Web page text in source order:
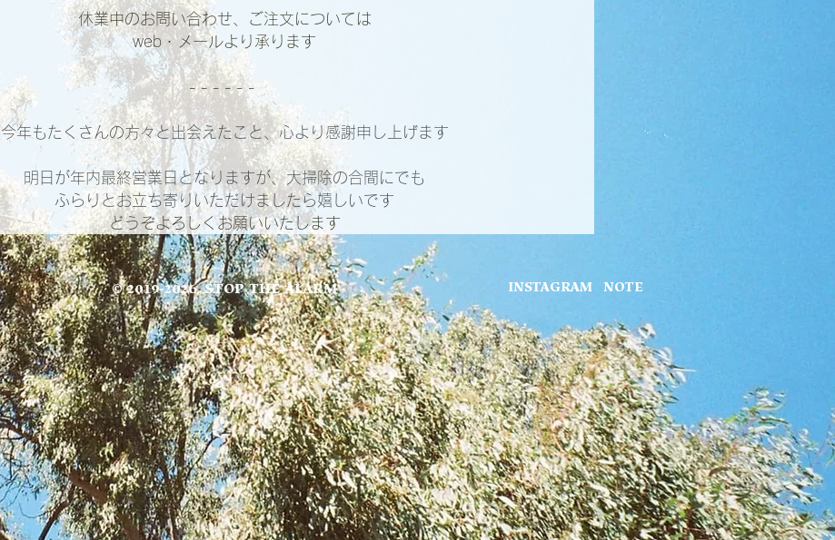
休業中のお問い合わせ、ご注文については
web・メールより承ります
- - - - - -
今年もたくさんの方々と出会えたこと、心より感謝申し上げます
明日が年内最終営業日となりますが、大掃除の合間にでも
ふらりとお立ち寄りいただけましたら嬉しいです
どうぞよろしくお願いいたします
© 2019-2026, STOP THE ALARM INSTAGRAM NOTE